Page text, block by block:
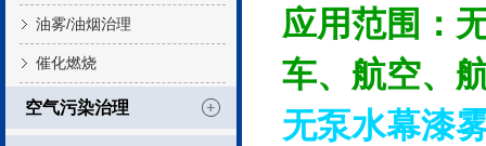
油雾/油烟治理
催化燃烧
空气污染治理
应用范围：
车、航空、
无泵水幕漆